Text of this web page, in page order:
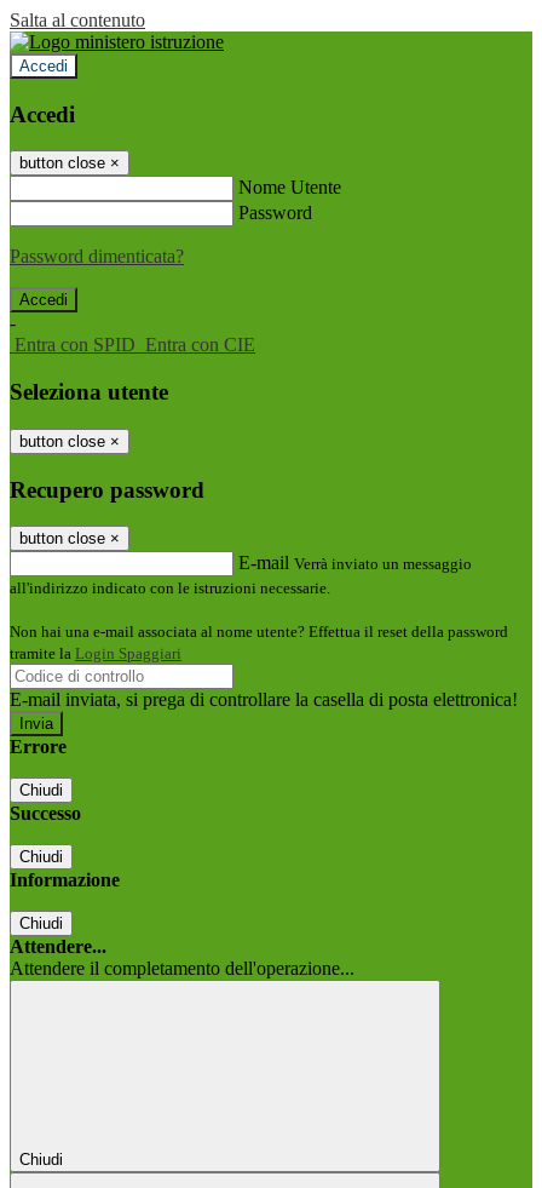
Salta al contenuto
Accedi
Accedi
button close ×
Nome Utente
Password
Password dimenticata?
-
Entra con SPID Entra con CIE
Seleziona utente
button close ×
Recupero password
button close ×
E-mail Verrà inviato un messaggio
all'indirizzo indicato con le istruzioni necessarie.
Non hai una e-mail associata al nome utente? Effettua il reset della password
tramite la Login Spaggiari
E-mail inviata, si prega di controllare la casella di posta elettronica!
Errore
Chiudi
Successo
Chiudi
Informazione
Chiudi
Attendere...
Attendere il completamento dell'operazione...
Chiudi